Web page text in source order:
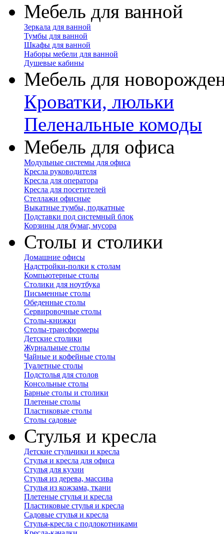
Мебель для ванной
Зеркала для ванной
Тумбы для ванной
Шкафы для ванной
Наборы мебели для ванной
Душевые кабины
Мебель для
Кроватки, люльки
Пеленальные комоды
Мебель для офиса
Модульные системы для офиса
Кресла руководителя
Кресла для оператора
Кресла для посетителей
Стеллажи офисные
Выкатные тумбы, подкатные
Подставки под системный блок
Корзины для бумаг, мусора
Столы и столики
Домашние офисы
Надстройки-полки к столам
Компьютерные столы
Столики для ноутбука
Письменные столы
Обеденные столы
Сервировочные столы
Столы-книжки
Столы-трансформеры
Детские столики
Журнальные столы
Чайные и кофейные столы
Туалетные столы
Подстолья для столов
Консольные столы
Барные столы и столики
Плетеные столы
Пластиковые столы
Столы садовые
Стулья и кресла
Детские стульчики и кресла
Стулья и кресла для офиса
Стулья для кухни
Стулья из дерева, массива
Стулья из кожзама, ткани
Плетеные стулья и кресла
Пластиковые стулья и кресла
Садовые стулья и кресла
Стулья-кресла с подлокотниками